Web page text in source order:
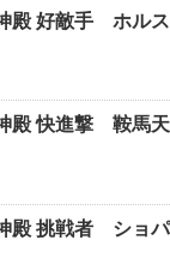
殿 好敵手 ホル
殿 快進撃 鞍馬
殿 挑戦者 ショ